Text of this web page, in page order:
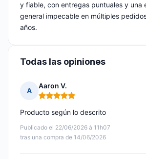
y fiable, con entregas puntuales y una
general impecable en múltiples
años.
Todas las opiniones
A
Aaron V.
Nota: 5 de 5
Publicado el 22/06/2026 à 11h07
tras una compra de 14/06/2026
Producto según lo descrito